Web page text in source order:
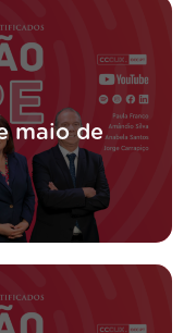
maio de